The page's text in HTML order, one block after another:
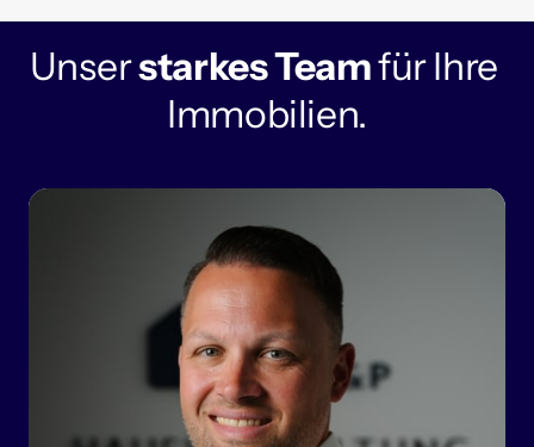
Unser starkes Teamfür
Immobilien.